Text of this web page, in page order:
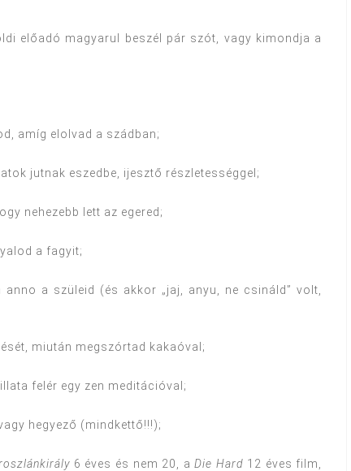
előadó magyarul beszél pár szót, vagy kimondja a
amíg elolvad a szádban;
jutnak eszedbe, ijesztő részletességgel;
nehezebb lett az egered;
a fagyit;
anno a szüleid (és akkor „jaj, anyu, ne csináld” volt,
miután megszórtad kakaóval;
felér egy zen meditációval;
hegyező (mindkettő!!!);
6 éves és nem 20, aDie Hard 12 éves film,